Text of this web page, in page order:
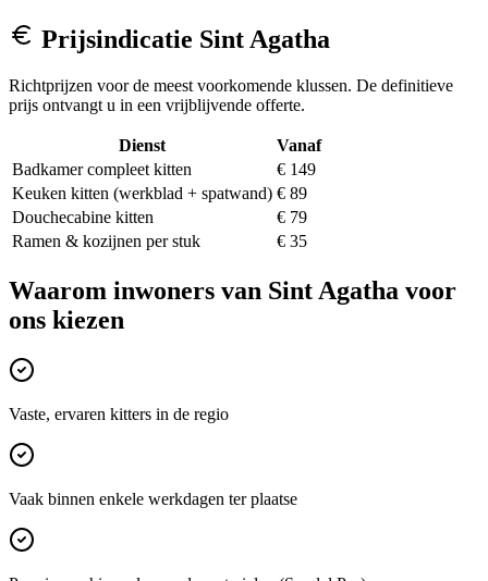
Prijsindicatie Sint Agatha
Richtprijzen voor de meest voorkomende klussen. De definitieve
prijs ontvangt u in een vrijblijvende offerte.
Dienst
Vanaf
Badkamer compleet kitten
€ 149
Keuken kitten (werkblad + spatwand) € 89
Douchecabine kitten
€ 79
Ramen & kozijnen per stuk
€ 35
Waarom inwoners van Sint Agatha voor
ons kiezen
Vaste, ervaren kitters in de regio
Vaak binnen enkele werkdagen ter plaatse